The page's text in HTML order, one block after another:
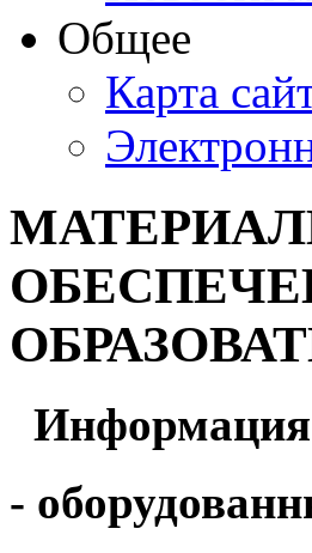
Общее
Карта
Информация
-